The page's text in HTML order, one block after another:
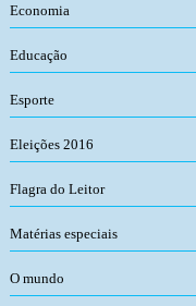
Economia
Educação
Esporte
Eleições 2016
Flagra do Leitor
Matérias especiais
O mundo